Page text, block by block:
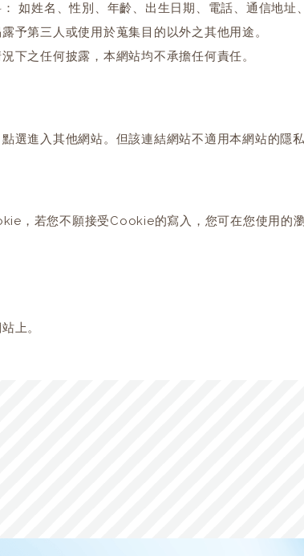
如姓名、性別、年齡、出生日期、電話、通信地址
予第三人或使用於蒐集目的以外之其他用途。
下之任何披露，本網站均不承擔任何責任。
進入其他網站。但該連結網站不適用本網站的隱
，若您不願接受Cookie的寫入，您可在您使用的
上。